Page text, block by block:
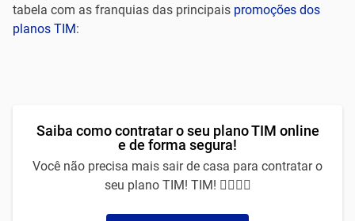
tabela com as franquias das principais promoções dos
planos TIM:
Saiba como contratar o seu plano TIM online
e de forma segura!
Você não precisa mais sair de casa para contratar o
seu plano TIM! TIM! 🙅‍♀️🙅‍♂️